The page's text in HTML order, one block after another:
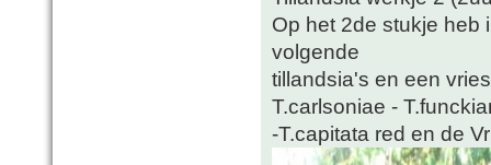
Op het 2de stukje heb
volgende
tillandsia's en een
T.carlsoniae -
-T.capitata red en de